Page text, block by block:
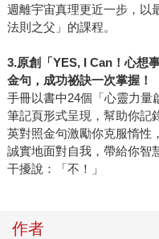
週離宇宙真理更近一步，以
法則之父」的課程。
3.原創「YES, I Can！心想
金句，成功祕訣一次掌握！
手冊以書中24個「心靈力量
筆記頁形式呈現，幫助你記
英對照金句激勵你克服惰性
誠實地面對自我，帶給你智
干擾說：「不！」
作者